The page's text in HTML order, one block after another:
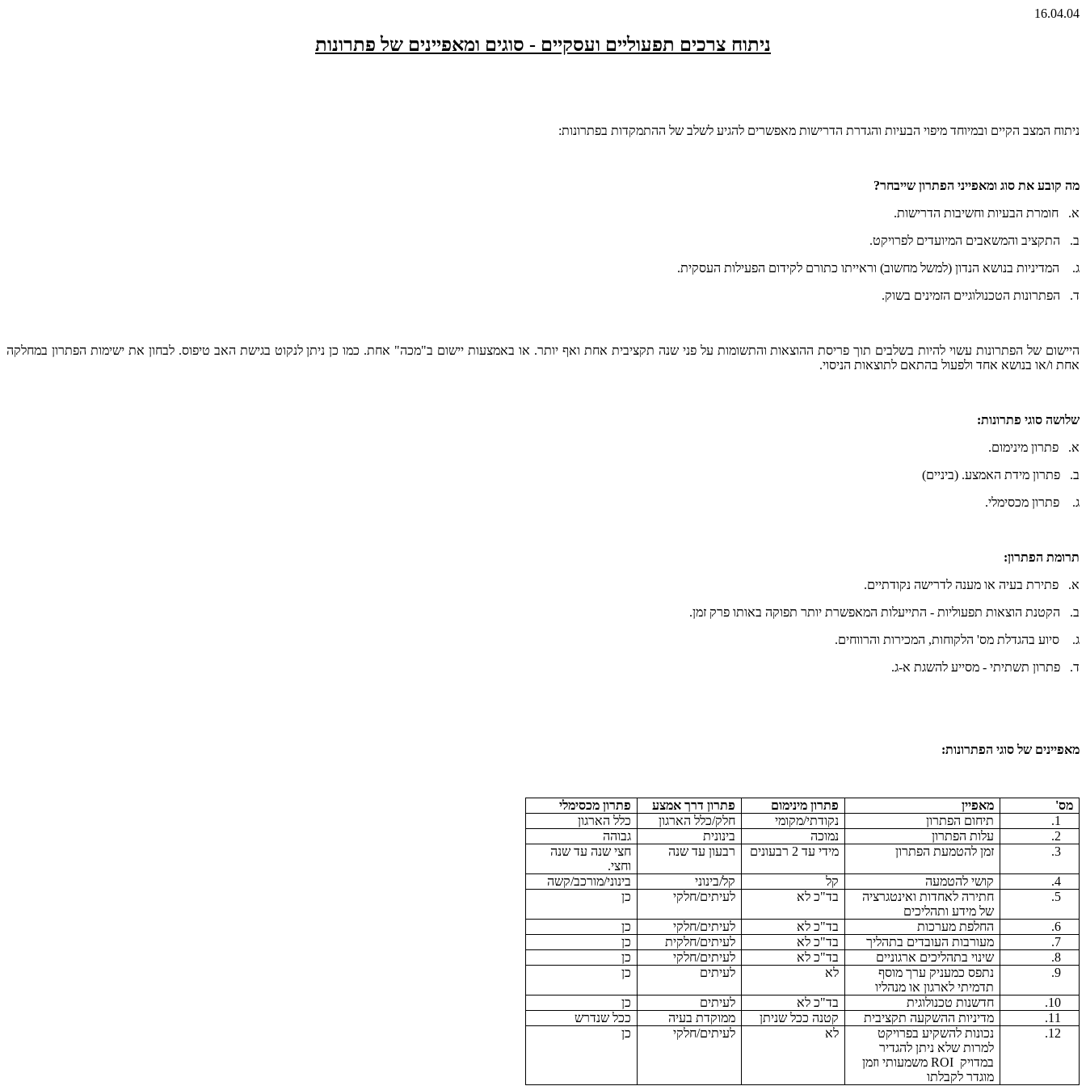
16.04.04
ניתוח צרכים תפעוליים ועסקיים - סוגים ומאפיינים של פתרונות
ניתוח המצב הקיים ובמיוחד מיפוי הבעיות והגדרת הדרישות מאפשרים להגיע לשלב של ההתמקדות בפתרונות:
מה קובע את סוג ומאפייני הפתרון שייבחר?
א.
חומרת הבעיות וחשיבות הדרישות.
ב.
התקציב והמשאבים המיועדים לפרויקט.
ג.
המדיניות בנושא הנדון (למשל מחשוב) וראייתו כתורם לקידום הפעילות העסקית.
ד.
הפתרונות הטכנולוגיים הזמינים בשוק.
היישום של הפתרונות עשוי להיות בשלבים תוך פריסת ההוצאות והתשומות על פני שנה תקציבית אחת ואף יותר. או באמצעות יישום ב"מכה" אחת. כמו כן ניתן לנקוט בגישת האב טיפוס. לבחון את ישימות הפתרון במחלקה
אחת ו/או בנושא אחד ולפעול בהתאם לתוצאות הניסוי.
שלושה סוגי פתרונות:
א.
פתרון מינימום.
ב.
פתרון מידת האמצע. (ביניים)
ג.
פתרון מכסימלי.
תרומת הפתרון:
א.
פתירת בעיה או מענה לדרישה נקודתיים.
ב.
הקטנת הוצאות תפעוליות - התייעלות המאפשרת יותר תפוקה באותו פרק זמן.
ג.
סיוע בהגדלת מס' הלקוחות, המכירות והרווחים.
ד.
פתרון תשתיתי - מסייע להשגת א-ג.
מאפיינים של סוגי הפתרונות:
מס' מאפיין פתרון מינימום פתרון דרך אמצע
פתרון מכסימלי
1.
תיחום הפתרון נקודתי/מקומי חלק/כלל הארגון
כלל הארגון
2.
עלות הפתרון נמוכה בינונית
גבוהה
3.
זמן להטמעת הפתרון מידי עד 2 רבעונים רבעון עד שנה
חצי שנה עד שנה
וחצי.
4.
קושי להטמעה קל קל/בינוני
בינוני/מורכב/קשה
5.
חתירה לאחדות ואינטגרציה
של מידע ותהליכים
בד"כ לא לעיתים/חלקי כן
6. החלפת מערכות בד"כ לא לעיתים/חלקי
כן
7.
מעורבות העובדים בתהליך בד"כ לא לעיתים/חלקית
כן
8.
שינוי בתהליכים ארגוניים בד"כ לא לעיתים/חלקי
כן
9.
נתפס כמעניק ערך מוסף
תדמיתי לארגון או מנהליו
לא לעיתים כן
10. חדשנות טכנולוגית בד"כ לא לעיתים
כן
11.
מדיניות ההשקעה תקציבית קטנה ככל שניתן ממוקדת בעיה
ככל שנדרש
12.
נכונות להשקיע בפרויקט
למרות שלא ניתן להגדיר
במדויק ROI משמעותי וזמן
מוגדר לקבלתו
לא לעיתים/חלקי כן